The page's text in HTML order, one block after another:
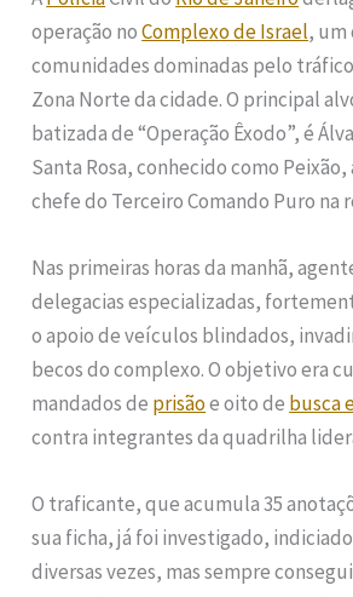
operação noComplexo de Israel, um
comunidades dominadas pelo
Zona Norte da cidade. O principal
batizada de “Operação Êxodo”, é
Santa Rosa, conhecido como
chefe do Terceiro Comando Puro na
Nas primeiras horas da manhã,
delegacias especializadas,
o apoio de veículos blindados,
becos do complexo. O objetivo era
mandados de prisãoe oito de busca
contra integrantes da quadrilha
O traficante, que acumula 35
sua ficha, já foi investigado,
diversas vezes, mas sempre